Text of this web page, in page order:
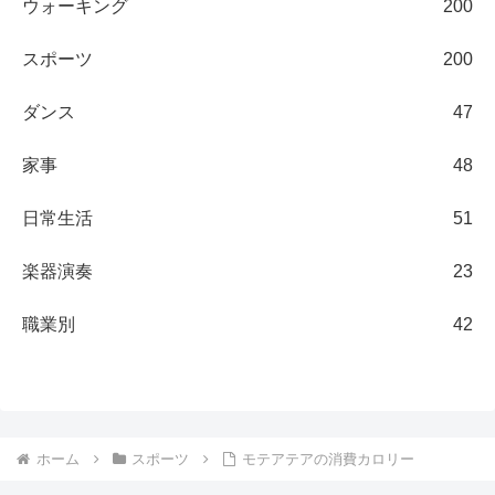
ウォーキング 200
スポーツ 200
ダンス 47
家事 48
日常生活 51
楽器演奏 23
職業別 42
ホーム スポーツ モテアテアの消費カロリー